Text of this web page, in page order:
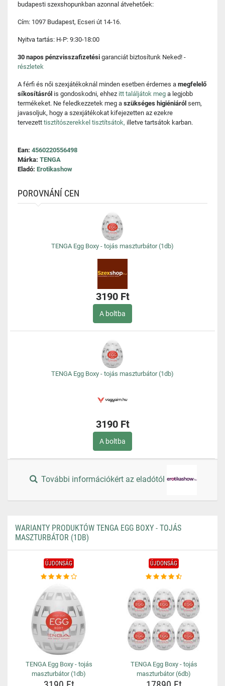
budapesti szexshopunkban azonnal átvehetőek:
Cím: 1097 Budapest, Ecseri út 14-16.
Nyitva tartás: H-P: 9:30-18:00
30 napos pénzvisszafizetési garanciát biztosítunk Neked! -
részletek
A férfi és női szexjátékoknál minden esetben érdemes a megfelelő
síkosításról is gondoskodni, ehhez itt találjátok meg a legjobb
termékeket. Ne feledkezzetek meg a szükséges higiéniáról sem,
javasoljuk, hogy a szexjátékokat kifejezetten az ezekre
tervezett tisztítószerekkel tisztítsátok, illetve tartsátok karban.
Ean: 4560220556498
Márka: TENGA
Eladó: Erotikashow
POROVNÁNÍ CEN
TENGA Egg Boxy - tojás maszturbátor (1db)
3190 Ft
A boltba
TENGA Egg Boxy - tojás maszturbátor (1db)
3190 Ft
A boltba
További információkért az eladótól
WARIANTY PRODUKTÓW TENGA EGG BOXY - TOJÁS
MASZTURBÁTOR (1DB)
ÚJDONSÁG
TENGA Egg Boxy - tojás
maszturbátor (1db)
ÚJDONSÁG
TENGA Egg Boxy - tojás
maszturbátor (6db)